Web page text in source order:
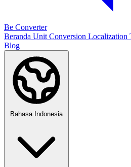
Be Converter
Beranda Unit Conversion Localization
Blog
Bahasa Indonesia